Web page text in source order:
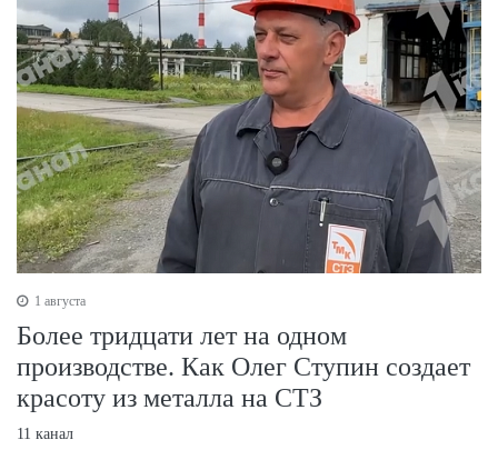
1 августа
Более тридцати лет на одном
производстве. Как Олег Ступин создает
красоту из металла на СТЗ
11 канал